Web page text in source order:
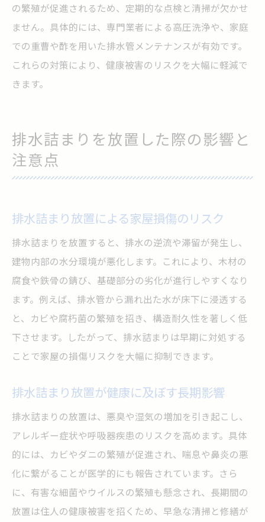
の繁殖が促進されるため、定期的な点検と清掃が欠かせ
ません。具体的には、専門業者による高圧洗浄や、家庭
での重曹や酢を用いた排水管メンテナンスが有効です。
これらの対策により、健康被害のリスクを大幅に軽減で
きます。
排水詰まりを放置した際の影響と
注意点
排水詰まり放置による家屋損傷のリスク
排水詰まりを放置すると、排水の逆流や滞留が発生し、
建物内部の水分環境が悪化します。これにより、木材の
腐食や鉄骨の錆び、基礎部分の劣化が進行しやすくなり
ます。例えば、排水管から漏れ出た水が床下に浸透する
と、カビや腐朽菌の繁殖を招き、構造耐久性を著しく低
下させます。したがって、排水詰まりは早期に対処する
ことで家屋の損傷リスクを大幅に抑制できます。
排水詰まり放置が健康に及ぼす長期影響
排水詰まりの放置は、悪臭や湿気の増加を引き起こし、
アレルギー症状や呼吸器疾患のリスクを高めます。具体
的には、カビやダニの繁殖が促進され、喘息や鼻炎の悪
化に繋がることが医学的にも報告されています。さら
に、有害な細菌やウイルスの繁殖も懸念され、長期間の
放置は住人の健康被害を招くため、早急な清掃と修繕が